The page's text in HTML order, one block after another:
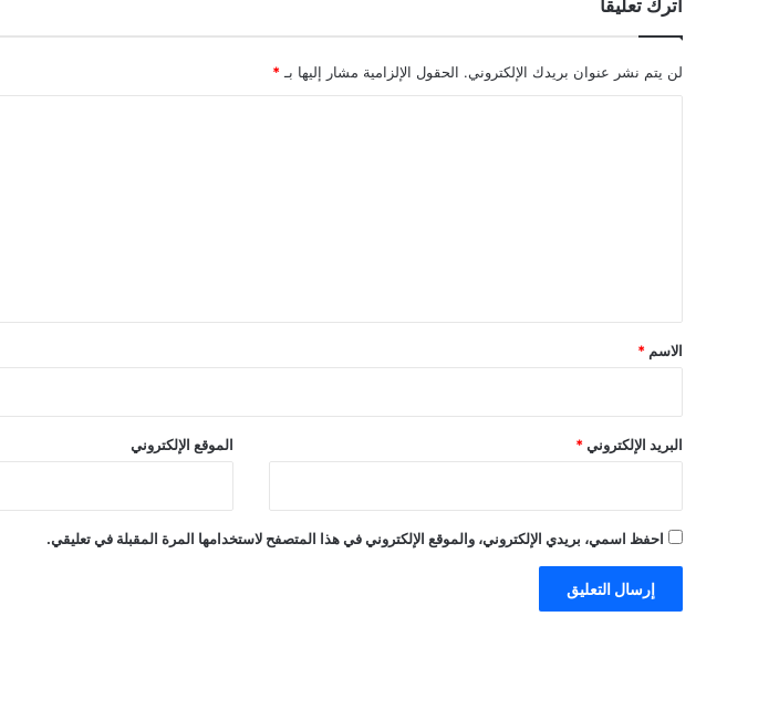
اترك تعليقاً
لن يتم نشر عنوان بريدك الإلكتروني. الحقول الإلزامية مشار إليها بـ *
*
الاسم *
البريد الإلكتروني * الموقع الإلكتروني
احفظ اسمي، بريدي الإلكتروني، والموقع الإلكتروني في هذا المتصفح لاستخدامها المرة المقبلة في تعليقي.